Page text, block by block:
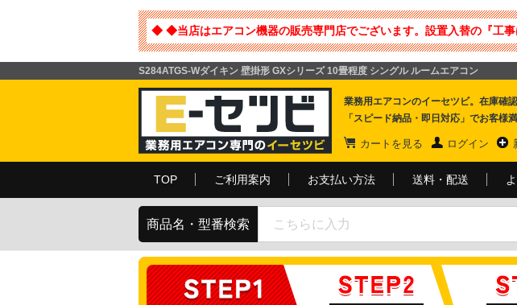
◆ ◆当店はエアコン機器の販売専門店でございます。設置入替の『工
S284ATGS-Wダイキン 壁掛形 GXシリーズ 10畳程度 シングル ルームエアコン
業務用エアコンのイーセツビ。在庫確
「スピード納品・即日対応」でお客様
カートを見る ログイン
TOP ご利用案内 お支払い方法 送料・配送
商品名・型番検索